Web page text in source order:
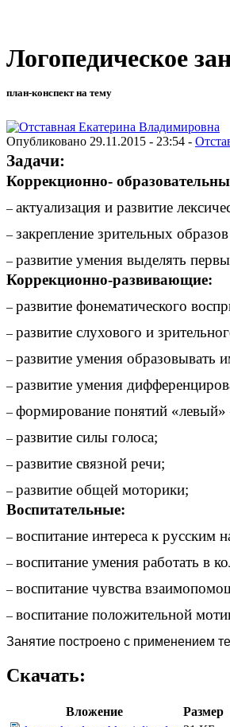
Логопедическое
план-конспект на тему
Опубликовано 29.11.2015 - 23:54 -
Задачи:
Коррекционно-
– актуализация и развитие
– закрепление зрительных
– развитие умения выделять
Коррекционно-развивающие:
– развитие фонематического
– развитие слухового и
– развитие умения образовывать
– развитие умения
– формирование понятий
– развитие силы голоса;
– развитие связной речи;
– развитие общей моторики;
Воспитательные:
– воспитание интереса к русским
– воспитание умения работать в
– воспитание чувства
– воспитание положительной
Занятие построено с применением
Скачать:
Вложение
Размер